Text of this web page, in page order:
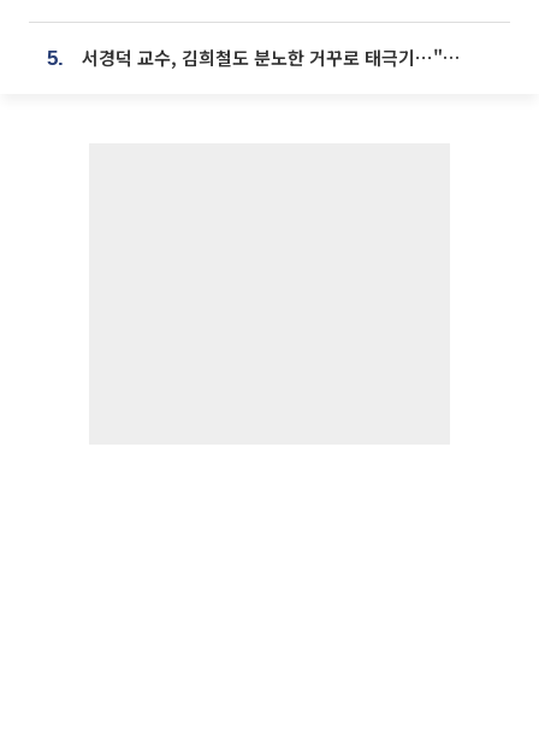
5. 서경덕 교수, 김희철도 분노한 거꾸로 태극기⋯"엉터리는 아냐, 아쉬울 뿐"